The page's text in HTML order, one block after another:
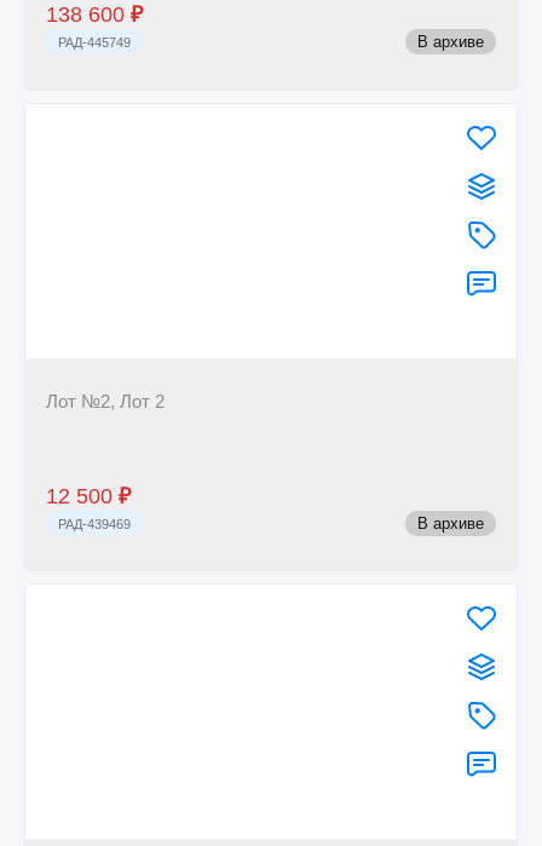
138 600 ₽
РАД-445749 В архиве
Лот №2, Лот 2
12 500 ₽
РАД-439469 В архиве